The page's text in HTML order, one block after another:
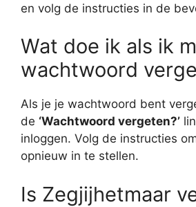
en volg de instructies in de
Wat doe ik als ik
wachtwoord
Als je je wachtwoord bent
de ‘Wachtwoord vergeten?’
inloggen. Volg de instructies
opnieuw in te stellen.
Is Zegjijhetmaar